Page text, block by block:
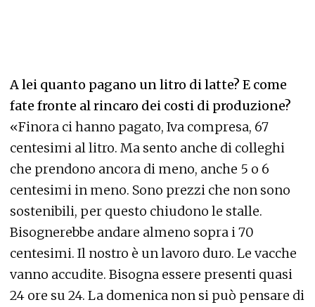
A lei quanto pagano un litro di latte? E come
fate fronte al rincaro dei costi di produzione?
«Finora ci hanno pagato, Iva compresa, 67
centesimi al litro. Ma sento anche di colleghi
che prendono ancora di meno, anche 5 o 6
centesimi in meno. Sono prezzi che non sono
sostenibili, per questo chiudono le stalle.
Bisognerebbe andare almeno sopra i 70
centesimi. Il nostro è un lavoro duro. Le vacche
vanno accudite. Bisogna essere presenti quasi
24 ore su 24. La domenica non si può pensare di